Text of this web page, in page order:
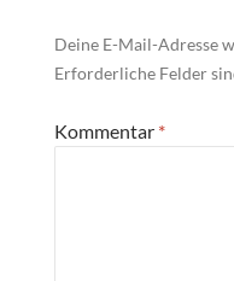
Deine E-Mail-Adresse
Erforderliche Felder
Kommentar *